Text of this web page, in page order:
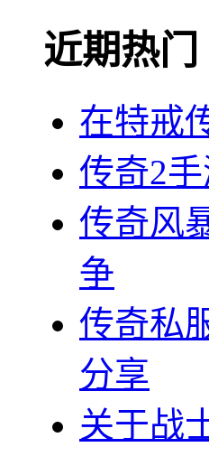
近期热门
在特戒
传奇2
传奇风
争
传奇私
分享
关于战